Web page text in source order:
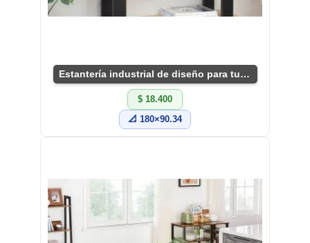
Estantería industrial de diseño para tu sala
$ 18.400
📐 180×90.34